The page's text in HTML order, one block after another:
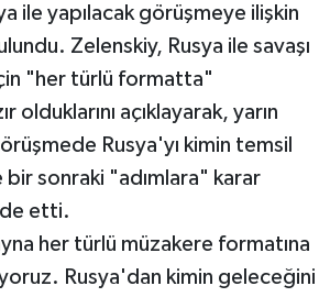
ile yapılacak görüşmeye ilişkin
Zelenskiy, Rusya ile savaşı
"her türlü formatta"
olduklarını açıklayarak, yarın
Rusya'yı kimin temsil
sonraki "adımlara" karar
etti.
her türlü müzakere formatına
Rusya'dan kimin geleceğini